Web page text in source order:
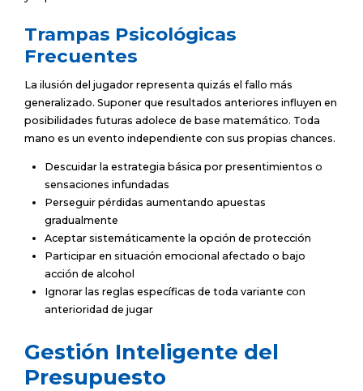
Trampas Psicológicas
Frecuentes
La ilusión del jugador representa quizás el fallo más
generalizado. Suponer que resultados anteriores influyen en
posibilidades futuras adolece de base matemático. Toda
mano es un evento independiente con sus propias chances.
Descuidar la estrategia básica por presentimientos o
sensaciones infundadas
Perseguir pérdidas aumentando apuestas
gradualmente
Aceptar sistemáticamente la opción de protección
Participar en situación emocional afectado o bajo
acción de alcohol
Ignorar las reglas específicas de toda variante con
anterioridad de jugar
Gestión Inteligente del
Presupuesto